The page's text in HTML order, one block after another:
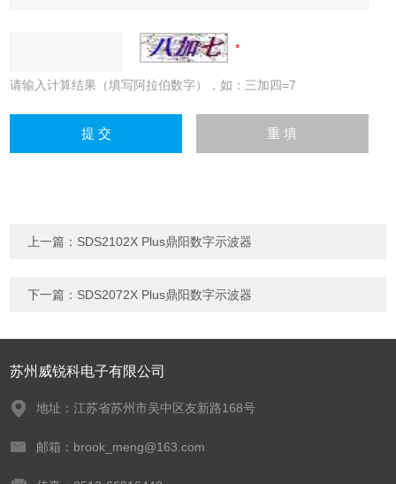
请输入计算结果（填写阿拉伯数字），如：三加四=7
上一篇： SDS2102X Plus鼎阳数字示波器
下一篇： SDS2072X Plus鼎阳数字示波器
苏州威锐科电子有限公司
地址：江苏省苏州市吴中区友新路168号
邮箱：brook_meng@163.com